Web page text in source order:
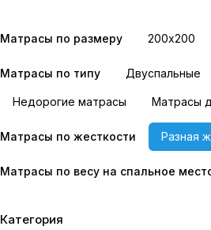
Матрасы по размеру 200х200
Матрасы по типу Двуспальные
Недорогие матрасы Матрасы
Матрасы по жесткости Разная
Матрасы по весу на спальное
Категория